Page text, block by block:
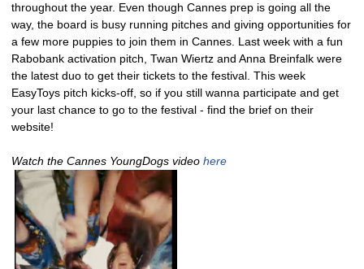
throughout the year. Even though Cannes prep is going all the
way, the board is busy running pitches and giving opportunities for
a few more puppies to join them in Cannes. Last week with a fun
Rabobank activation pitch, Twan Wiertz and Anna Breinfalk were
the latest duo to get their tickets to the festival. This week
EasyToys pitch kicks-off, so if you still wanna participate and get
your last chance to go to the festival - find the brief on their
website!
Watch the Cannes YoungDogs video here